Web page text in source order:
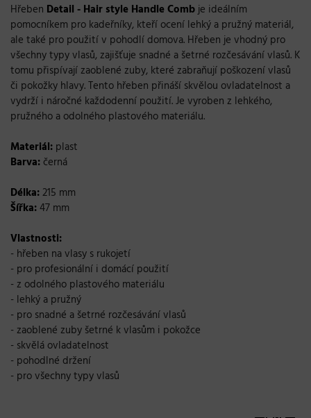
Hřeben Detail - Hair style Handle Combje ideálním
pomocníkem pro kadeřníky, kteří ocení lehký a pružný materiál,
ale také pro použití v pohodlí domova. Hřeben je vhodný pro
všechny typy vlasů, zajišťuje snadné a šetrné rozčesávání vlasů. K
tomu přispívají zaoblené zuby, které zabraňují poškození vlasů
či pokožky hlavy.Tento hřeben přináší skvělou ovladatelnost a
vydrží i náročné každodenní použití. Je vyroben z lehkého,
pružného a odolného plastového materiálu.
Materiál: plast
Barva: černá
Délka:215 mm
Šířka:47 mm
Vlastnosti:
- hřeben na vlasy s rukojetí
- pro profesionální i domácí použití
- z odolného plastového materiálu
- lehký a pružný
- pro snadné a šetrné rozčesávání vlasů
- zaoblené zuby šetrné k vlasům i pokožce
- skvělá ovladatelnost
- pohodlné držení
- pro všechny typy vlasů